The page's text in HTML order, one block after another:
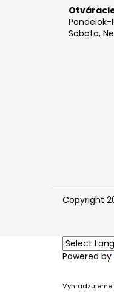
Pondelok-
Sobota,
Copyright
Powered by